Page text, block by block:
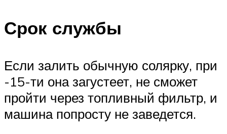
Срок службы
Если залить обычную солярку, при
-15-ти она загустеет, не сможет
пройти через топливный фильтр, и
машина попросту не заведется.